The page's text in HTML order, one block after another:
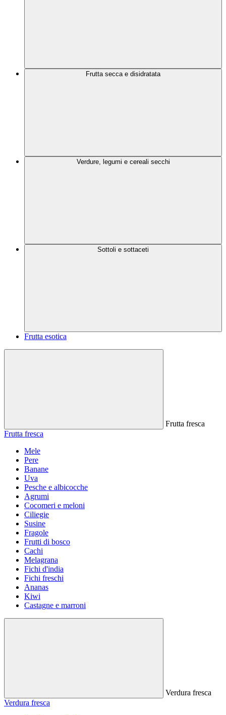
Frutta secca e disidratata
Verdure, legumi e cereali secchi
Sottoli e sottaceti
Frutta esotica
Frutta fresca
Frutta fresca
Mele
Pere
Banane
Uva
Pesche e albicocche
Agrumi
Cocomeri e meloni
Ciliegie
Susine
Fragole
Frutti di bosco
Cachi
Melagrana
Fichi d'india
Fichi freschi
Ananas
Kiwi
Castagne e marroni
Verdura fresca
Verdura fresca